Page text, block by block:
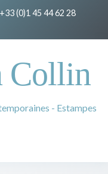
+33 (0)1 45 44 62 28
Collin
- Estampes